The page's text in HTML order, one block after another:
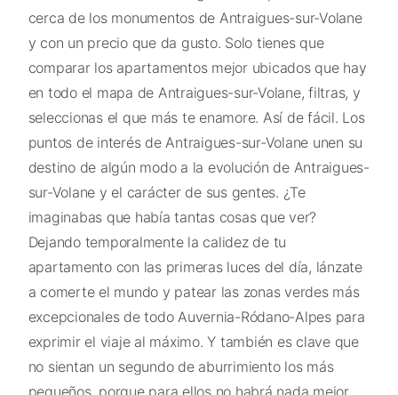
cerca de los monumentos de Antraigues-sur-Volane
y con un precio que da gusto. Solo tienes que
comparar los apartamentos mejor ubicados que hay
en todo el mapa de Antraigues-sur-Volane, filtras, y
seleccionas el que más te enamore. Así de fácil. Los
puntos de interés de Antraigues-sur-Volane unen su
destino de algún modo a la evolución de Antraigues-
sur-Volane y el carácter de sus gentes. ¿Te
imaginabas que había tantas cosas que ver?
Dejando temporalmente la calidez de tu
apartamento con las primeras luces del día, lánzate
a comerte el mundo y patear las zonas verdes más
excepcionales de todo Auvernia-Ródano-Alpes para
exprimir el viaje al máximo. Y también es clave que
no sientan un segundo de aburrimiento los más